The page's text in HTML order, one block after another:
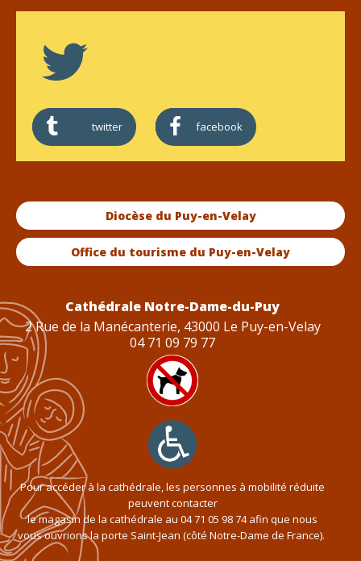
twitter facebook
Diocèse du Puy-en-Velay
Office du tourisme du Puy-en-Velay
Cathédrale Notre-Dame-du-Puy
2 Rue de la Manécanterie, 43000 Le Puy-en-Velay
04 71 09 79 77
Pour accéder à la cathédrale, les personnes à mobilité réduite
peuvent contacter
le magasin de la cathédrale au 04 71 05 98 74afin que nous
vous ouvrions la porte Saint-Jean (côté Notre-Dame de France).